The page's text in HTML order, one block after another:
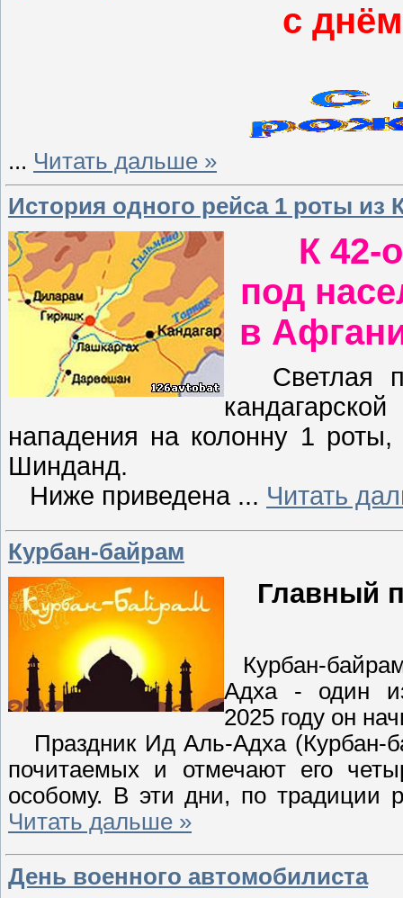
с
... Читать дальше »
История одного рейса 1 роты из
К 42-
под
в
Светлая
нападения на колонну 1
Шинданд.
Ниже приведена ... Читать
Курбан-байрам
Главный
Курбан-
Адха - один
2025 году он
Праздник Ид Аль-Адха (Курбан-
почитаемых и отмечают его
особому. В эти дни, по традиции
Читать дальше »
День военного автомобилиста